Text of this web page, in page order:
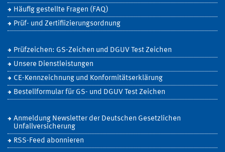
Häufig gestellte Fragen (FAQ)
Prüf- und Zertifiizierungsordnung
Prüfzeichen: GS-Zeichen und DGUV Test Zeichen
Unsere Dienstleistungen
CE-Kennzeichnung und Konformitätserklärung
Bestellformular für GS- und DGUV Test Zeichen
Anmeldung Newsletter der Deutschen Gesetzlichen
Unfallversicherung
RSS-Feed abonnieren